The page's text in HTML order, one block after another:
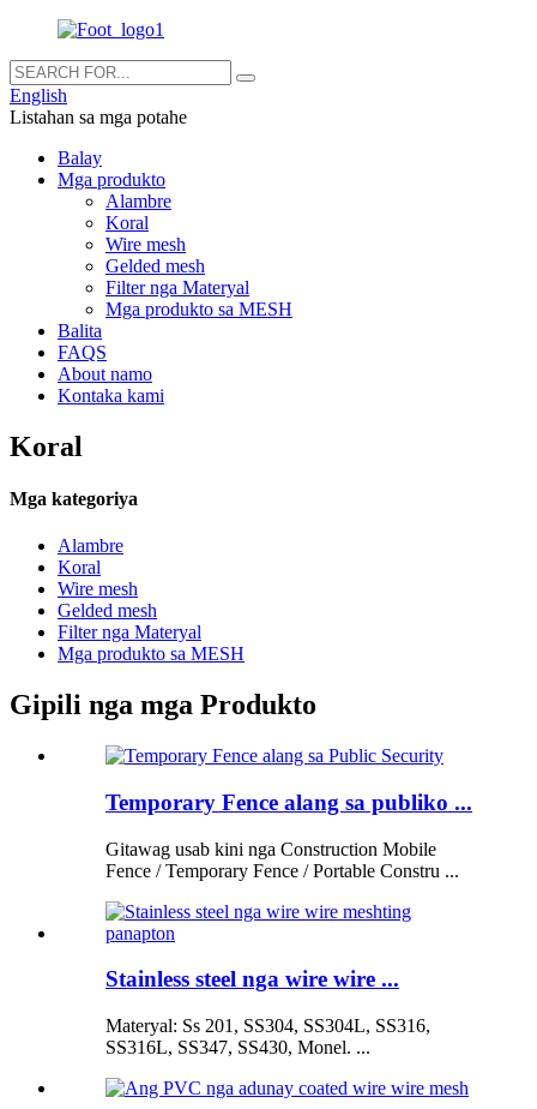
English
Listahan sa mga potahe
Balay
Mga produkto
Alambre
Koral
Wire mesh
Gelded mesh
Filter nga Materyal
Mga produkto sa MESH
Balita
FAQS
About namo
Kontaka kami
Koral
Mga kategoriya
Alambre
Koral
Wire mesh
Gelded mesh
Filter nga Materyal
Mga produkto sa MESH
Gipili nga mga Produkto
Temporary Fence alang sa publiko ...
Gitawag usab kini nga Construction Mobile
Fence / Temporary Fence / Portable Constru ...
Stainless steel nga wire wire ...
Materyal: Ss 201, SS304, SS304L, SS316,
SS316L, SS347, SS430, Monel. ...